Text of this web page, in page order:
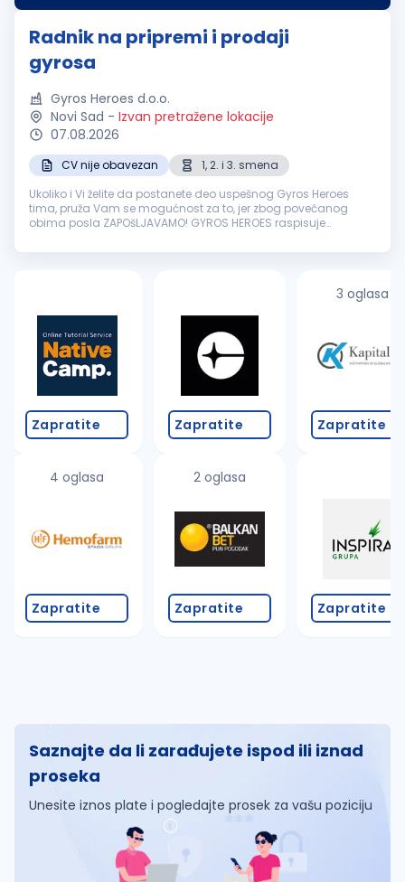
smene: I smena...
Radnik na pripremi i prodaji
gyrosa
Gyros Heroes d.o.o.
Novi Sad - Izvan pretražene lokacije
07.08.2026
CV nije obavezan
1, 2. i 3. smena
Ukoliko i Vi želite da postanete deo uspešnog Gyros Heroes
tima, pruža Vam se mogućnost za to, jer zbog povećanog
obima posla ZAPOšLJAVAMO! GYROS HEROES raspisuje
Tražimo novog člana tima SA ...
Zapratite
4 oglasa
Zapratite
Zapratite
2 oglasa
Zapratite
3 oglasa
Zapratite
Zapratite
Saznajte da li zarađujete ispod ili iznad
proseka
Unesite iznos plate i pogledajte prosek za vašu poziciju